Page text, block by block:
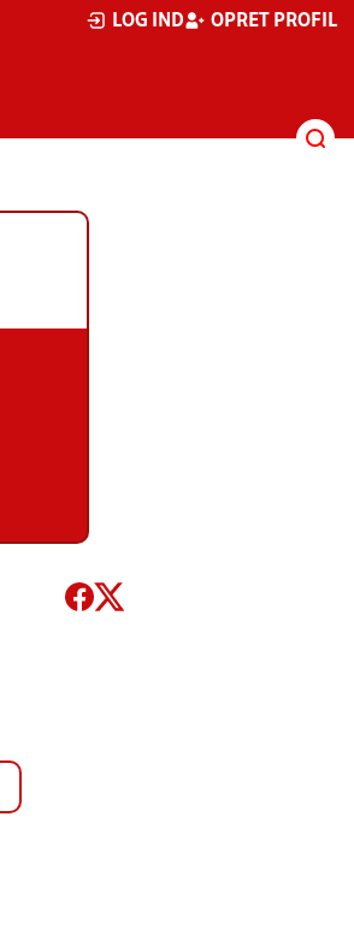
LOG IND OPRET PROFIL